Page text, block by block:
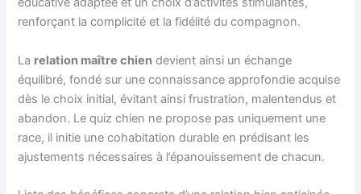
renforçant la complicité et la fidélité du compagnon.
La relation maître chien devient ainsi un échange
équilibré, fondé sur une connaissance approfondie acquise
dès le choix initial, évitant ainsi frustration, malentendus et
abandon. Le quiz chien ne propose pas uniquement une
race, il initie une cohabitation durable en prédisant les
ajustements nécessaires à l’épanouissement de chacun.